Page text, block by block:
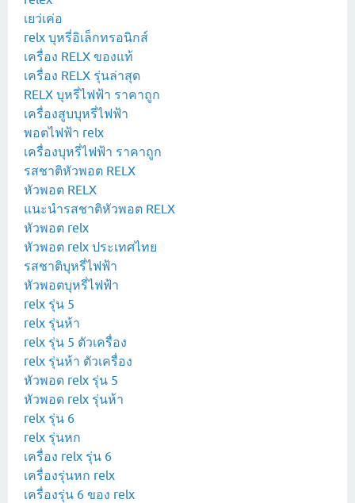
เยว่เค่อ
relx บุหรี่อิเล็กทรอนิกส์
เครื่อง RELX ของแท้
เครื่อง RELX รุ่นล่าสุด
RELX บุหรี่ไฟฟ้า ราคาถูก
เครื่องสูบบุหรี่ไฟฟ้า
พอตไฟฟ้า relx
เครื่องบุหรี่ไฟฟ้า ราคาถูก
รสชาติหัวพอต RELX
หัวพอต RELX
แนะนำรสชาติหัวพอต RELX
หัวพอต relx
หัวพอต relx ประเทศไทย
รสชาติบุหรี่ไฟฟ้า
หัวพอตบุหรี่ไฟฟ้า
relx รุ่น 5
relx รุ่นห้า
relx รุ่น 5 ตัวเครื่อง
relx รุ่นห้า ตัวเครื่อง
หัวพอด relx รุ่น 5
หัวพอด relx รุ่นห้า
relx รุ่น 6
relx รุ่นหก
เครื่อง relx รุ่น 6
เครื่องรุ่นหก relx
เครื่องรุ่น 6 ของ relx